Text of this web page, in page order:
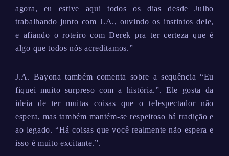
agora, eu estive aqui todos os dias desde Julho
trabalhando junto com J.A., ouvindo os instintos dele,
e afiando o roteiro com Derek pra ter certeza que é
algo que todos nós acreditamos.”
J.A. Bayona também comenta sobre a sequência “Eu
fiquei muito surpreso com a história.”. Ele gosta da
ideia de ter muitas coisas que o telespectador não
espera, mas também mantém-se respeitoso há tradição e
ao legado. “Há coisas que você realmente não espera e
isso é muito excitante.”.